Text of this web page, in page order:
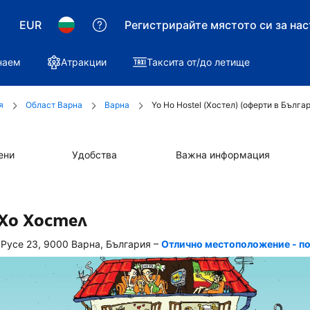
EUR Регистрирайте мястото си за
Атракции Таксита от/до летище
Област Варна Варна Yo Ho Hostel (Хостел) (оферти в
Удобства Важна информация
Хостел
23, 9000 Варна, България – Отлично местоположение -